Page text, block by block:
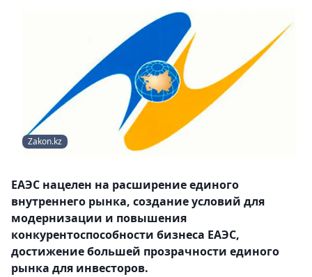
Zakon.kz
ЕАЭС нацелен на расширение единого
внутреннего рынка, создание условий для
модернизации и повышения
конкурентоспособности бизнеса ЕАЭС,
достижение большей прозрачности единого
рынка для инвесторов.